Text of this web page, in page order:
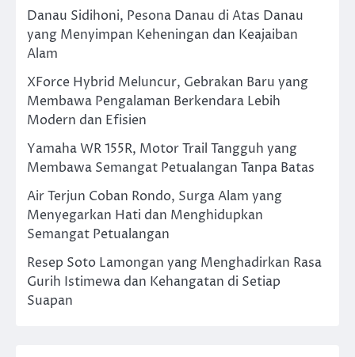
Danau Sidihoni, Pesona Danau di Atas Danau
yang Menyimpan Keheningan dan Keajaiban
Alam
XForce Hybrid Meluncur, Gebrakan Baru yang
Membawa Pengalaman Berkendara Lebih
Modern dan Efisien
Yamaha WR 155R, Motor Trail Tangguh yang
Membawa Semangat Petualangan Tanpa Batas
Air Terjun Coban Rondo, Surga Alam yang
Menyegarkan Hati dan Menghidupkan
Semangat Petualangan
Resep Soto Lamongan yang Menghadirkan Rasa
Gurih Istimewa dan Kehangatan di Setiap
Suapan